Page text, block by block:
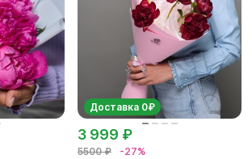
Доставка 0₽
5500 ₽ -27%
3 999 ₽